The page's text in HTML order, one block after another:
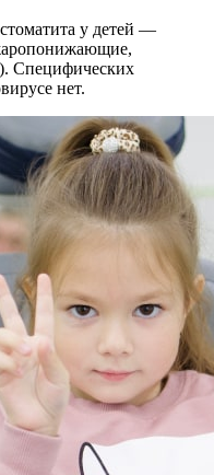
у детей —
Специфических
нет.